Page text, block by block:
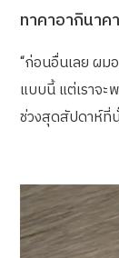
ทาคาอากินาค
“ก่อนอื่นเลย ผม
แบบนี้ แต่เราจะ
ช่วงสุดสัปดาห์